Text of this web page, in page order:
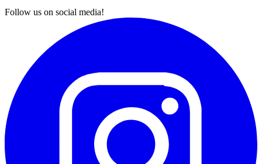
Follow us on social media!